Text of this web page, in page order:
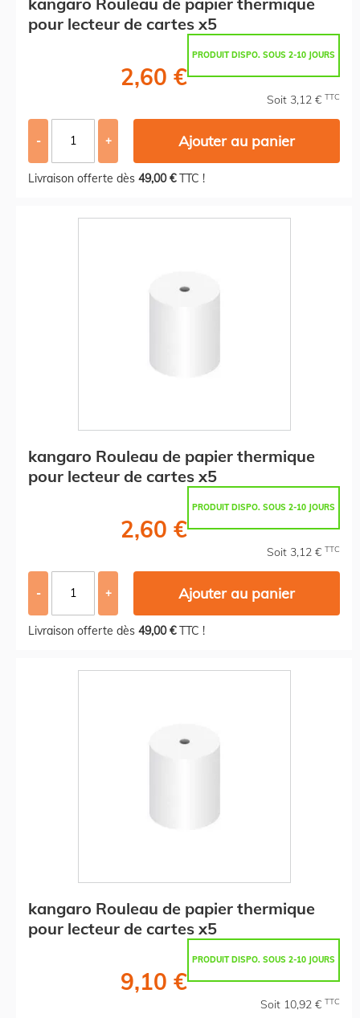
pour lecteur de cartes x5
PRODUIT DISPO. SOUS 2-10 JOURS
2,60 €
Soit 3,12 € TTC
- + Ajouter au panier
Livraison offerte dès 49,00 €TTC !
kangaro Rouleau de papier thermique
pour lecteur de cartes x5
PRODUIT DISPO. SOUS 2-10 JOURS
2,60 €
Soit 3,12 € TTC
- + Ajouter au panier
Livraison offerte dès 49,00 €TTC !
kangaro Rouleau de papier thermique
pour lecteur de cartes x5
PRODUIT DISPO. SOUS 2-10 JOURS
9,10 €
Soit 10,92 € TTC